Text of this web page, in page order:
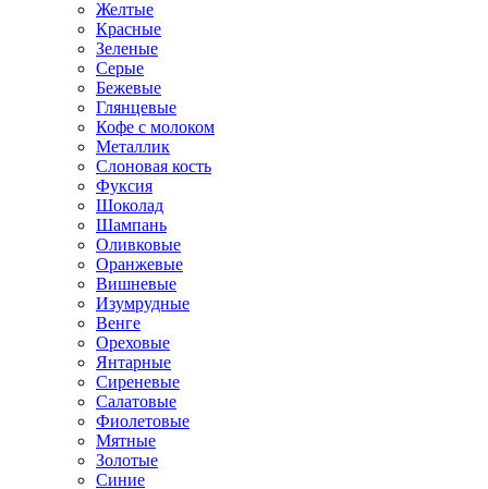
Желтые
Красные
Зеленые
Серые
Бежевые
Глянцевые
Кофе с молоком
Металлик
Слоновая кость
Фуксия
Шоколад
Шампань
Оливковые
Оранжевые
Вишневые
Изумрудные
Венге
Ореховые
Янтарные
Сиреневые
Салатовые
Фиолетовые
Мятные
Золотые
Синие